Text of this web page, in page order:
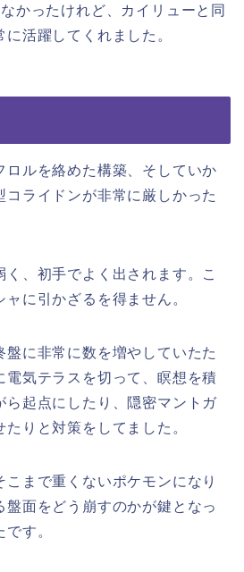
かったけれど、カイリューと同
活躍してくれました。
ロルを絡めた構築、そしていか
コライドンが非常に厳しかった
、初手でよく出されます。こ
に引かざるを得ません。
盤に非常に数を増やしていたた
電気テラスを切って、瞑想を積
ら起点にしたり、隠密マントガ
りと対策をしてました。
まで重くないポケモンになり
盤面をどう崩すのかが鍵となっ
す。